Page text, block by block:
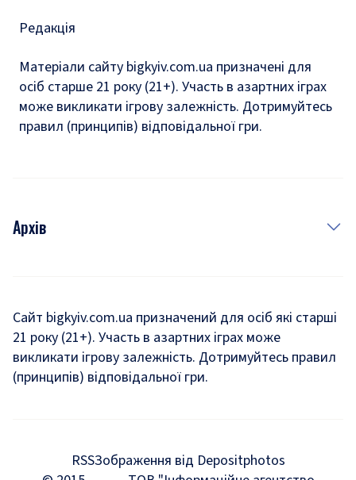
Редакція
Матеріали сайту bigkyiv.com.ua призначені для
осіб старше 21 року (21+). Участь в азартних іграх
може викликати ігрову залежність. Дотримуйтесь
правил (принципів) відповідальної гри.
Архів
Комуналка
Хроніки війни
Мегаполіс
Сайт bigkyiv.com.ua призначений для осіб які старші
21 року (21+). Участь в азартних іграх може
викликати ігрову залежність. Дотримуйтесь правил
(принципів) відповідальної гри.
RSSЗображення від Depositphotos